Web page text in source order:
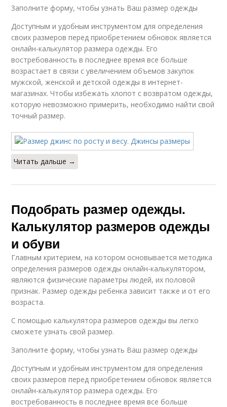
Заполните форму, чтобы узнать Ваш размер одежды
Доступным и удобным инструментом для определения
своих размеров перед приобретением обновок является
онлайн-калькулятор размера одежды. Его
востребованность в последнее время все больше
возрастает в связи с увеличением объемов закупок
мужской, женской и детской одежды в интернет-
магазинах. Чтобы избежать хлопот с возвратом одежды,
которую невозможно примерить, необходимо найти свой
точный размер.
Читать дальше →
Подобрать размер одежды.
Калькулятор размеров одежды
и обуви
Главным критерием, на котором основывается методика
определения размеров одежды онлайн-калькулятором,
являются физические параметры людей, их половой
признак. Размер одежды ребенка зависит также и от его
возраста.
С помощью калькулятора размеров одежды вы легко
сможете узнать свой размер.
Заполните форму, чтобы узнать Ваш размер одежды
Доступным и удобным инструментом для определения
своих размеров перед приобретением обновок является
онлайн-калькулятор размера одежды. Его
востребованность в последнее время все больше